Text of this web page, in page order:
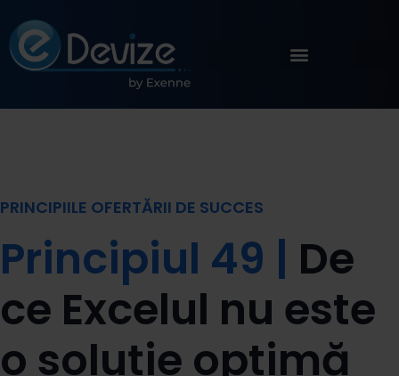
PRINCIPIILE OFERTĂRII DE SUCCES
Principiul 49 | De
ce Excelul nu este
o soluție optimă